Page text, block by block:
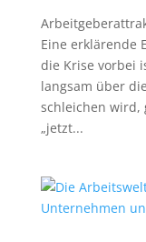
Eine erklärende
die Krise vorbei
langsam über
schleichen wird,
„jetzt...